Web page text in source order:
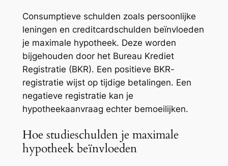
Consumptieve schulden zoals persoonlijke
leningen en creditcardschulden beïnvloeden
je maximale hypotheek. Deze worden
bijgehouden door het Bureau Krediet
Registratie (BKR). Een positieve BKR-
registratie wijst op tijdige betalingen. Een
negatieve registratie kan je
hypotheekaanvraag echter bemoeilijken.
Hoe studieschulden je maximale
hypotheek beïnvloeden